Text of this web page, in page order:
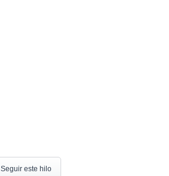
Seguir este hilo